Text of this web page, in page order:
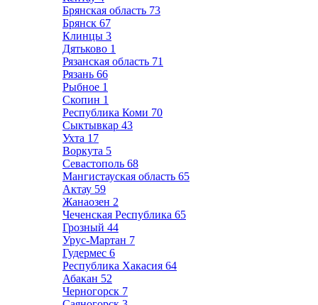
Брянская область 73
Брянск 67
Клинцы 3
Дятьково 1
Рязанская область 71
Рязань 66
Рыбное 1
Скопин 1
Республика Коми 70
Сыктывкар 43
Ухта 17
Воркута 5
Севастополь 68
Мангистауская область 65
Актау 59
Жанаозен 2
Чеченская Республика 65
Грозный 44
Урус-Мартан 7
Гудермес 6
Республика Хакасия 64
Абакан 52
Черногорск 7